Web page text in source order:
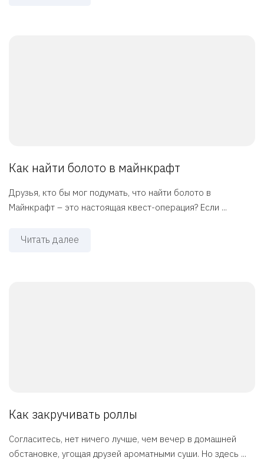
Как найти болото в майнкрафт
Друзья, кто бы мог подумать, что найти болото в
Майнкрафт – это настоящая квест-операция? Если ...
Читать далее
Как закручивать роллы
Согласитесь, нет ничего лучше, чем вечер в домашней
обстановке, угощая друзей ароматными суши. Но здесь ...